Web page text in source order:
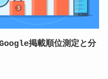
掲載順位測定と分